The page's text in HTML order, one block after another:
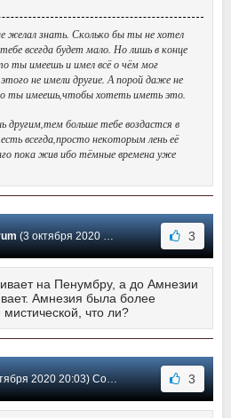
желал знать. Сколько бы ты не хотел
всегда будет мало. Но лишь в конце
ты имеешь и имел всё о чём мог
не имели другие. А порой даже не
ты имеешь,чтобы хотеть иметь это.
другим,тем больше тебе воздастся в
всегда,просто некоторым лень её
пока жив ибо тёмные времена уже
(3 октября 2020 03:56) Сообщение #2 3
на Пенумбру, а до Амнезии
Амнезия была более
что ли?
2020 20:03) Сообщение #1 3